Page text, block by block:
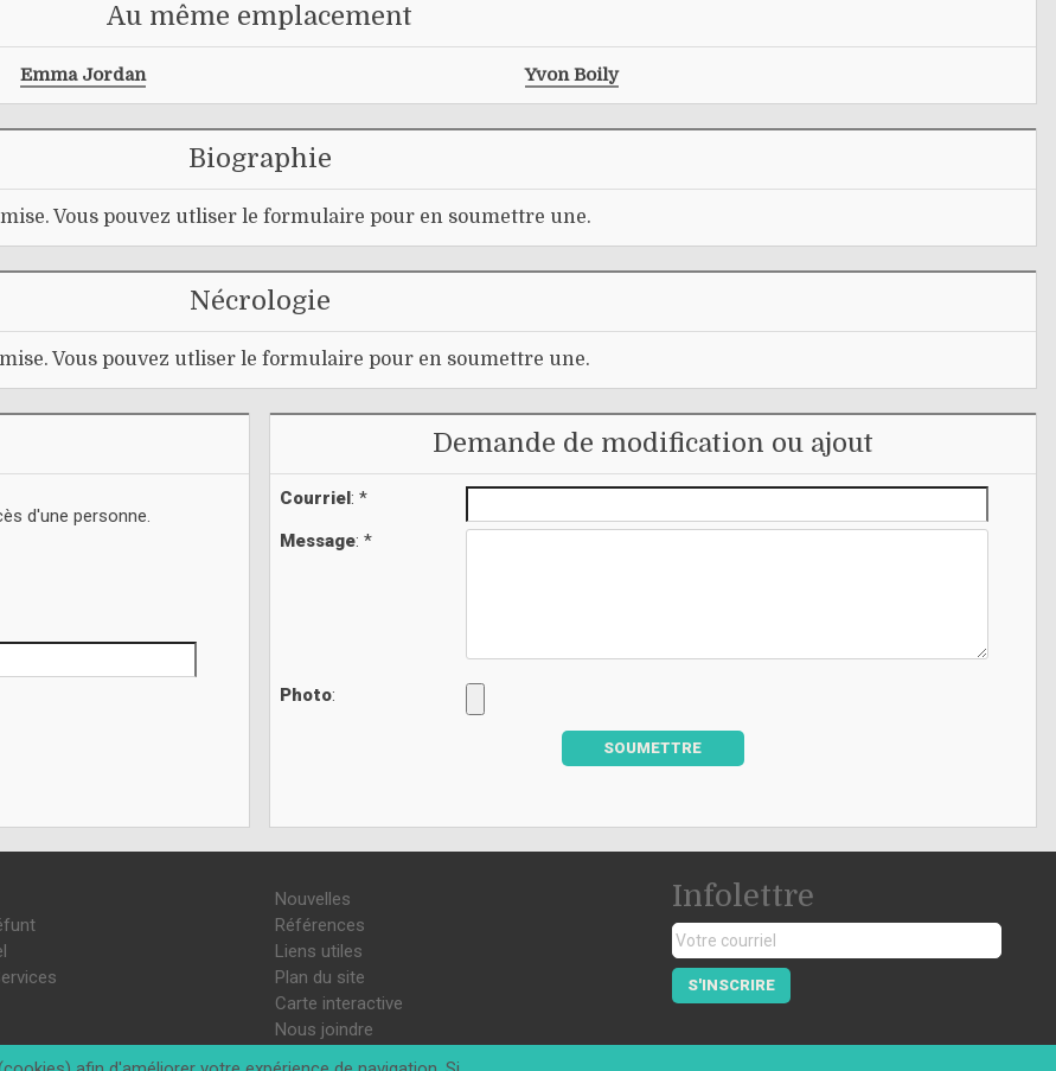
Au même emplacement
Emma Jordan Yvon Boily
Biographie
Vous pouvez utliser le formulaire pour en soumettre une.
Nécrologie
Vous pouvez utliser le formulaire pour en soumettre une.
d'une personne.
Demande de modification ou ajout
Courriel: *
Message: *
Photo:
SOUMETTRE
Nouvelles
Références
Liens utiles
Plan du site
Carte interactive
Nous joindre
Infolettre
S'INSCRIRE